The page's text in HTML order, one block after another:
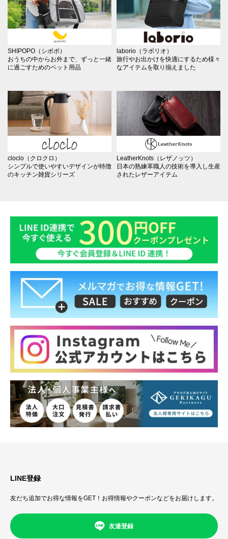
SHIPOPO（シポポ）
おうちの中からお外まで、ずっと一緒
に過ごすためのペット用品
laborio（ラボリオ）
旅行やお出かけを快適にするため様々
なアイテムを取り揃えました
cloclo（クロクロ）
シンプルで使いやすいデザインが特徴
のキッチン雑貨シリーズ
LeatherKnots（レザノッツ）
日本の熟練革職人の技術を導入し生産
されたレザーアイテム
LINE登録
友だち追加でお得な情報をGET！お得情報やクーポンなどをお届けします。
友達登録